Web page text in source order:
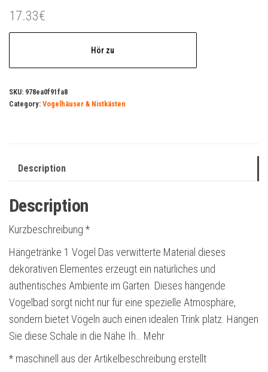
17.33€
Hör zu
SKU: 978ea0f91fa8
Category: Vogelhäuser & Nistkästen
Description
Description
Kurzbeschreibung *
Hängetränke 1 Vogel Das verwitterte Material dieses
dekorativen Elementes erzeugt ein natürliches und
authentisches Ambiente im Garten. Dieses hängende
Vogelbad sorgt nicht nur für eine spezielle Atmosphäre,
sondern bietet Vögeln auch einen idealen Trink platz. Hängen
Sie diese Schale in die Nähe Ih… Mehr
* maschinell aus der Artikelbeschreibung erstellt